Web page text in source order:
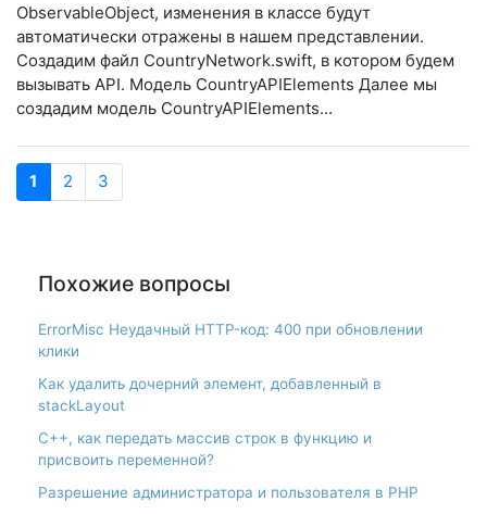
ObservableObject, изменения в классе будут
автоматически отражены в нашем представлении.
Создадим файл CountryNetwork.swift, в котором будем
вызывать API. Модель CountryAPIElements Далее мы
создадим модель CountryAPIElements...
1 2 3
Похожие вопросы
ErrorMisc Неудачный HTTP-код: 400 при обновлении
клики
Как удалить дочерний элемент, добавленный в
stackLayout
С++, как передать массив строк в функцию и
присвоить переменной?
Разрешение администратора и пользователя в PHP